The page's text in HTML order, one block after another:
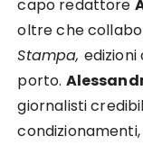
capo redattore
oltre che
Stampa,
porto.
giornalisti